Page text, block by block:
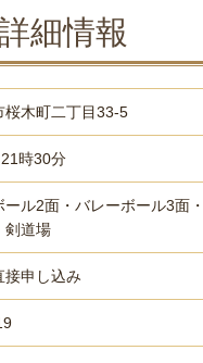
細情報
桜木町二丁目33-5
時30分
ール2面・バレーボール3面
剣道場
接申し込み